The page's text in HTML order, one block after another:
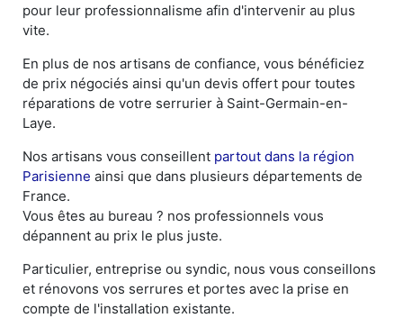
pour leur professionnalisme afin d'intervenir au plus
vite.
En plus de nos artisans de confiance, vous bénéficiez
de prix négociés ainsi qu'un devis offert pour toutes
réparations de votre serrurier à Saint-Germain-en-
Laye.
Nos artisans vous conseillent partout dans la région
Parisienne ainsi que dans plusieurs départements de
France.
Vous êtes au bureau ? nos professionnels vous
dépannent au prix le plus juste.
Particulier, entreprise ou syndic, nous vous conseillons
et rénovons vos serrures et portes avec la prise en
compte de l'installation existante.